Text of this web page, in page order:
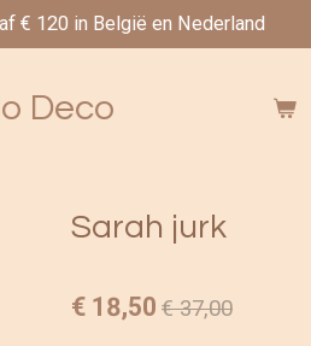
€ 120 in België en Nederland
Deco
Sarah jurk
€ 18,50 € 37,00